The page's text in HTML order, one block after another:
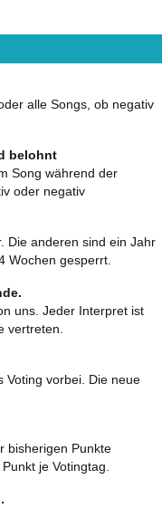
alle Songs, ob negativ
belohnt
Song während der
oder negativ
Die anderen sind ein Jahr
Wochen gesperrt.
uns. Jeder Interpret ist
vertreten.
Voting vorbei. Die neue
bisherigen Punkte
je Votingtag.